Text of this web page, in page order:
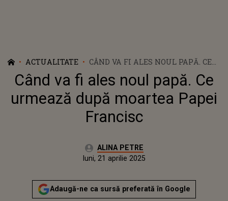
ACTUALITATE
CÂND VA FI ALES NOUL PAPĂ. CE
URMEAZĂ DUPĂ MOARTEA PAPEI
FRANCISC
Când va fi ales noul papă. Ce
urmează după moartea Papei
Francisc
Autor:ALINA PETRE
Publicat:
luni, 21 aprilie 2025
Adaugă-ne ca sursă preferată în Google